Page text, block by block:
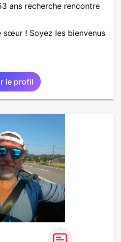
ans recherche rencontre
sœur ! Soyez les bienvenus
le profil